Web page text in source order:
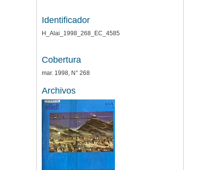
Identificador
H_Alai_1998_268_EC_4585
Cobertura
mar. 1998, N° 268
Archivos